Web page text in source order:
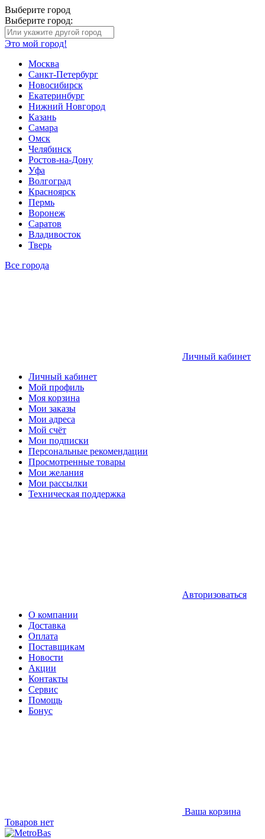
Выберите город
Выберите город:
Это мой город!
Москва
Санкт-Петербург
Новосибирск
Екатеринбург
Нижний Новгород
Казань
Самара
Омск
Челябинск
Ростов-на-Дону
Уфа
Волгоград
Красноярск
Пермь
Воронеж
Саратов
Владивосток
Тверь
Все города
Личный кабинет
Личный кабинет
Мой профиль
Моя корзина
Мои заказы
Мои адреса
Мой счёт
Мои подписки
Персональные рекомендации
Просмотренные товары
Мои желания
Мои рассылки
Техническая поддержка
Авторизоваться
О компании
Доставка
Оплата
Поставщикам
Новости
Акции
Контакты
Сервис
Помощь
Бонус
Ваша корзина
Товаров нет